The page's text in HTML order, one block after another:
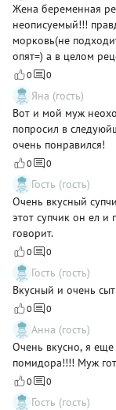
Жена беременная
неописуемый!!!
морковь(не
опят=) а в целом
0 0
Яна (гость)
Вот и мой муж
попросил в
очень понравился!
0 0
Гость (гость)
Очень вкусный
этот супчик он ел
говорит.
0 0
Гость (гость)
Вкусный и очень
0 0
Анна (гость)
Очень вкусно, я
помидора!!!! Муж
0 0
Гость (гость)